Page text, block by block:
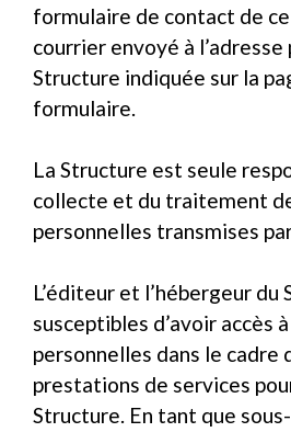
formulaire de contact de
courrier envoyé à
Structure indiquée sur la
formulaire.
La Structure est seule
collecte et du traitement
personnelles transmises
L’éditeur et l’hébergeur du
susceptibles d’avoir accès
personnelles dans le cadre
prestations de services
Structure. En tant que